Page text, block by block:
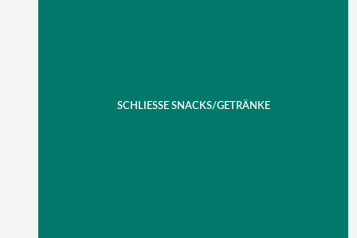
SCHLIESSE SNACKS/GETRÄNKE